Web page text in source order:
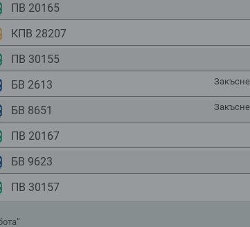
ПВ 20165
КПВ 28207
ПВ 30155
БВ 2613
БВ 8651
ПВ 20167
БВ 9623
ПВ 30157